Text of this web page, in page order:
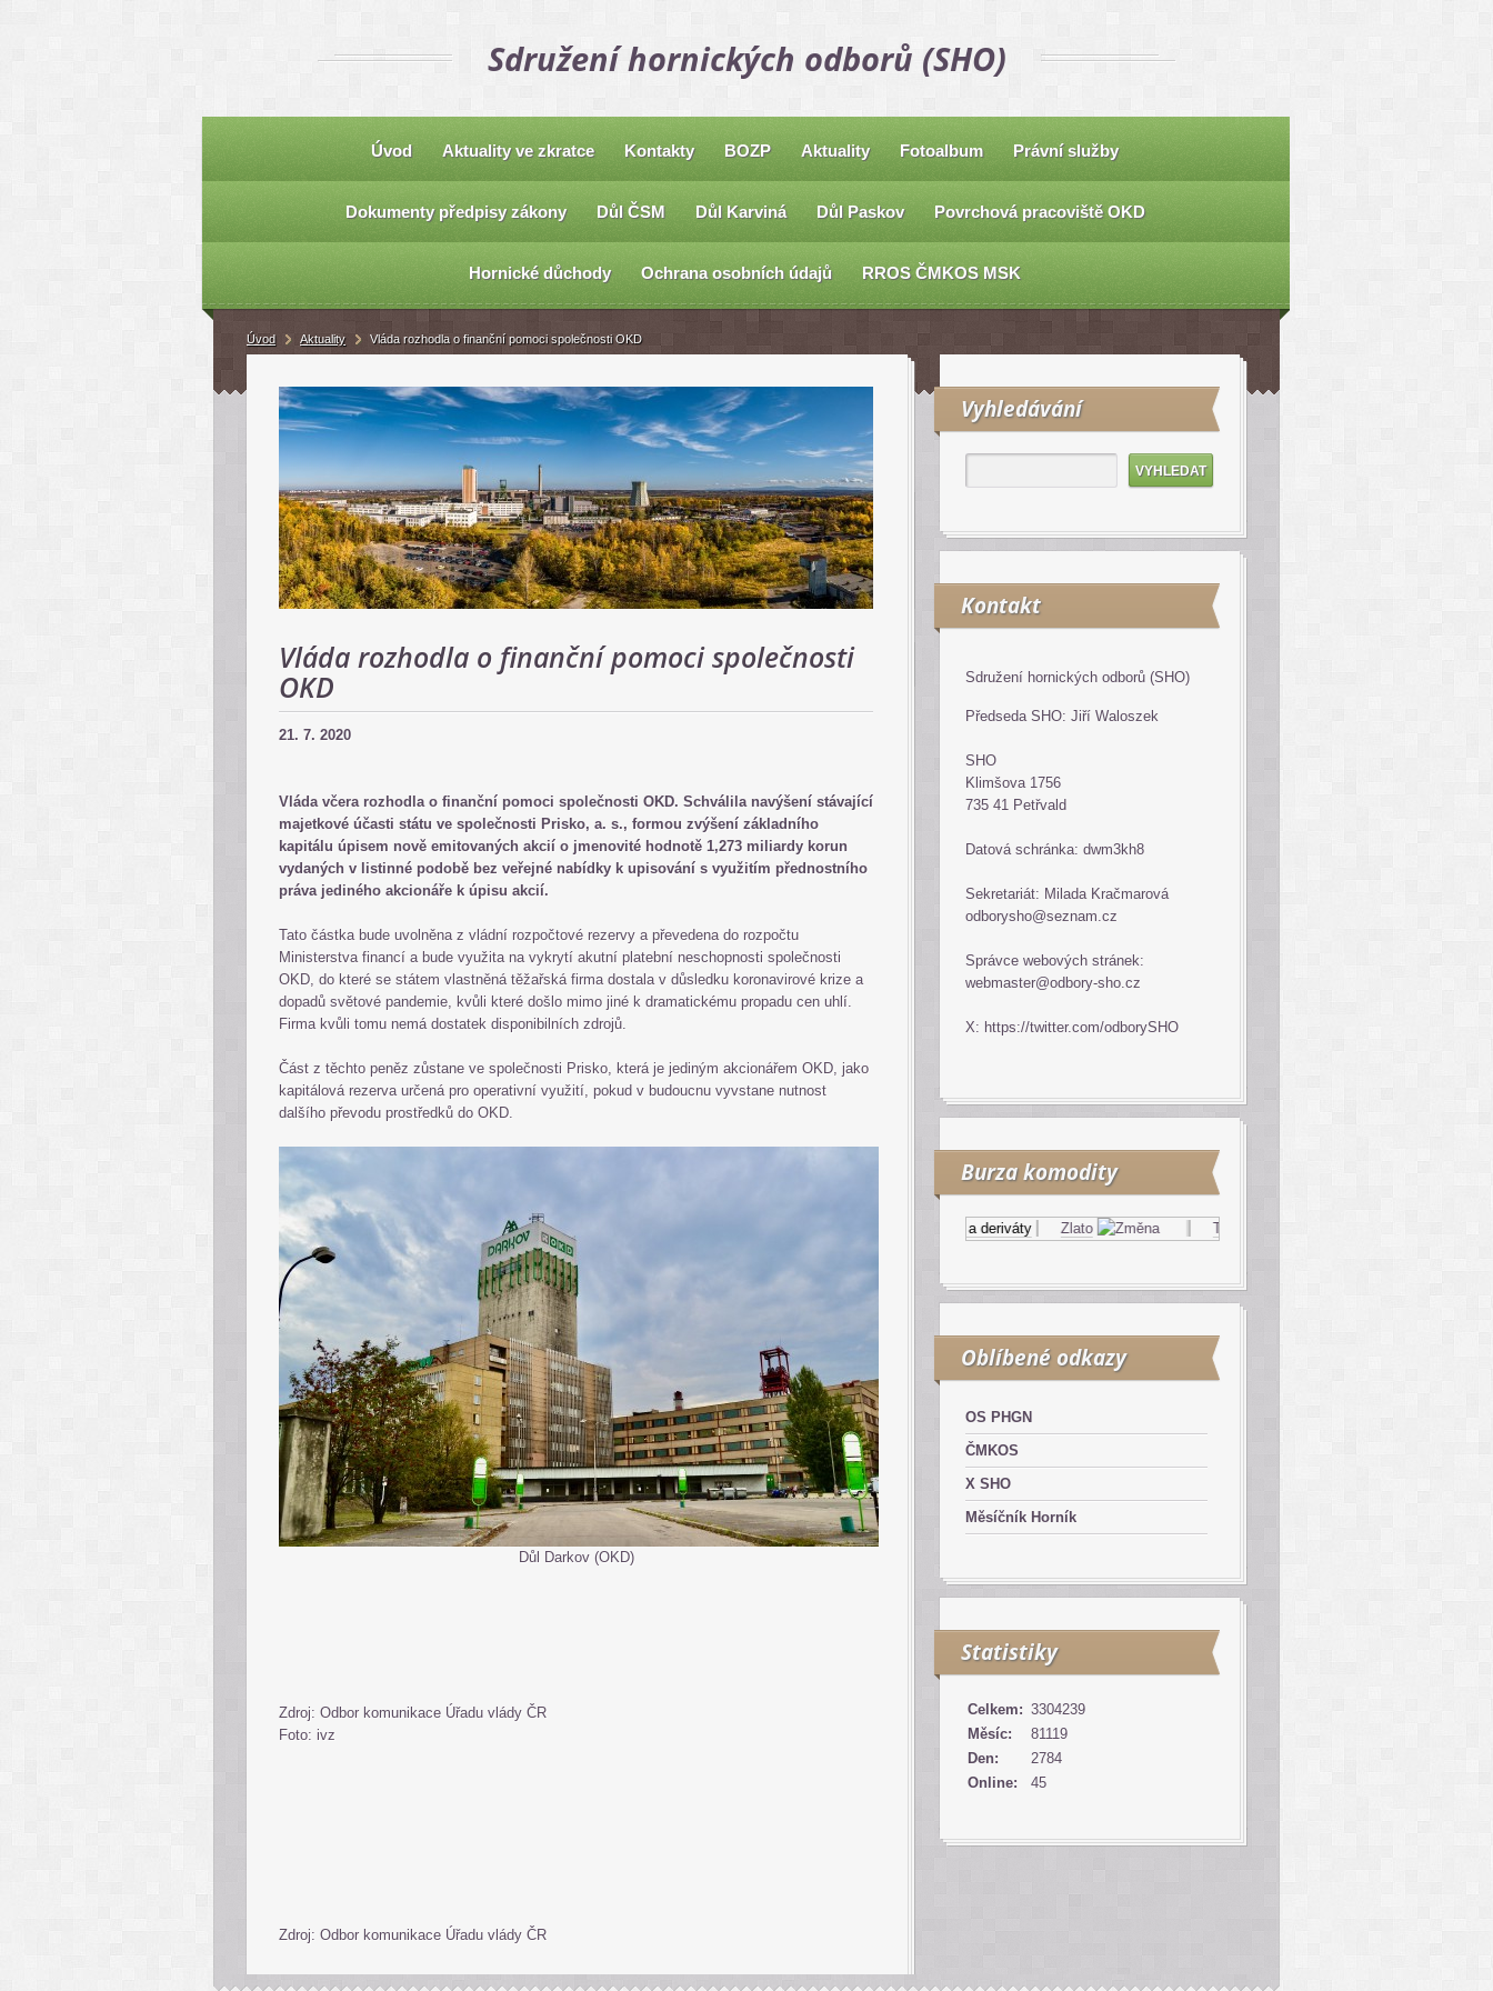
Sdružení hornických odborů (SHO)
Úvod Aktuality ve zkratce Kontakty BOZP Aktuality Fotoalbum Právní služby
Dokumenty předpisy zákony Důl ČSM Důl Karviná Důl Paskov Povrchová pracoviště OKD
Hornické důchody Ochrana osobních údajů RROS ČMKOS MSK
Vláda rozhodla o finanční pomoci společnosti
OKD
21. 7. 2020
Vláda včera rozhodla o finanční pomoci společnosti OKD. Schválila navýšení stávající
majetkové účasti státu ve společnosti Prisko, a. s., formou zvýšení základního
kapitálu úpisem nově emitovaných akcií o jmenovité hodnotě 1,273 miliardy korun
vydaných v listinné podobě bez veřejné nabídky k upisování s využitím přednostního
práva jediného akcionáře k úpisu akcií.
Tato částka bude uvolněna z vládní rozpočtové rezervy a převedena do rozpočtu
Ministerstva financí a bude využita na vykrytí akutní platební neschopnosti společnosti
OKD, do které se státem vlastněná těžařská firma dostala v důsledku koronavirové krize a
dopadů světové pandemie, kvůli které došlo mimo jiné k dramatickému propadu cen uhlí.
Firma kvůli tomu nemá dostatek disponibilních zdrojů.
Část z těchto peněz zůstane ve společnosti Prisko, která je jediným akcionářem OKD, jako
kapitálová rezerva určená pro operativní využití, pokud v budoucnu vyvstane nutnost
dalšího převodu prostředků do OKD.
Důl Darkov (OKD)
Zdroj: Odbor komunikace Úřadu vlády ČR
Foto: ivz
Zdroj: Odbor komunikace Úřadu vlády ČR
Vyhledávání
Kontakt
Sdružení hornických odborů (SHO)
Předseda SHO: Jiří Waloszek
SHO
Klimšova 1756
735 41 Petřvald
Datová schránka: dwm3kh8
Sekretariát: Milada Kračmarová
odborysho@seznam.cz
Správce webových stránek:
webmaster@odbory-sho.cz
X: https://twitter.com/odborySHO
Burza komodity
Komodity a deriváty Zlato Topný olej
Oblíbené odkazy
OS PHGN
ČMKOS
X SHO
Měsíčník Horník
Statistiky
Online: 45
Celkem: 3304239
Měsíc:
81119
Den:
2784
Úvod Aktuality Vláda rozhodla o finanční pomoci společnosti OKD